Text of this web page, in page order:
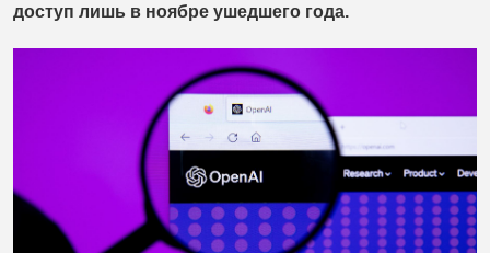
доступ лишь в ноябре ушедшего года.